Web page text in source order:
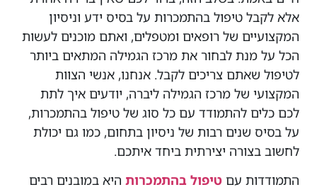
אלא לקבל טיפול בהתמכרות על בסיס ידע וניסיון
המקצועיים של רופאים ומטפלים, ואתם מוכנים לעשות
הכל על מנת לבחור את מרכז הגמילה המתאים ביותר
לטיפול שאתם צריכים לקבל. אנחנו, אנשי הצוות
המקצועי של מרכז הגמילה ליברה, ‏יודעים איך לתת
לכם כלים להתמודד עם כל סוג של טיפול בהתמכרות,
על בסיס שנים רבות של ניסיון בתחום, כמו גם יכולת
לחשוב בצורה יצירתית ביחד איתכם.
‏התמודדות עם טיפול בהתמכרות היא במובנים רבים